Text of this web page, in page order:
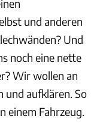
und anderen
Und
noch eine nette
Wir wollen an
und aufklären. So
einem Fahrzeug.